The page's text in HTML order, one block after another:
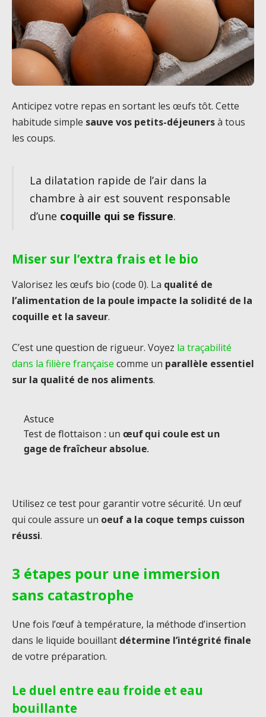
Anticipez votre repas en sortant les œufs tôt. Cette
habitude simple sauve vos petits-déjeunersà tous
les coups.
La dilatation rapide de l’air dans la
chambre à air est souvent responsable
d’une coquille qui se fissure.
Miser sur l’extra frais et le bio
Valorisez les œufs bio (code 0). La qualité de
l’alimentation de la poule impacte la solidité de la
coquille et la saveur.
C’est une question de rigueur. Voyez la traçabilité
dans la filière française comme un parallèle essentiel
sur la qualité de nos aliments.
Astuce
Test de flottaison : un œuf qui coule est un
gage de fraîcheur absolue.
Utilisez ce test pour garantir votre sécurité. Un œuf
qui coule assure un oeuf a la coque temps cuisson
réussi.
3 étapes pour une immersion
sans catastrophe
Une fois l’œuf à température, la méthode d’insertion
dans le liquide bouillant détermine l’intégrité finale
de votre préparation.
Le duel entre eau froide et eau
bouillante